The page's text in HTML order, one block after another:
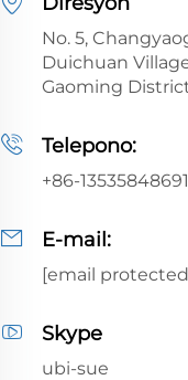
No. 5,
Duichuan
Gaoming
Telepono:
+86-13535848691
E-mail:
[email
Skype
ubi-sue